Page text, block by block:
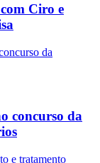
Ciro e
concurso da